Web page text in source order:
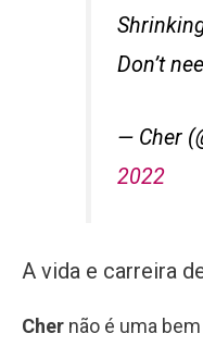
Don’t
— Cher
2022
A vida e carreira
Cher não é uma